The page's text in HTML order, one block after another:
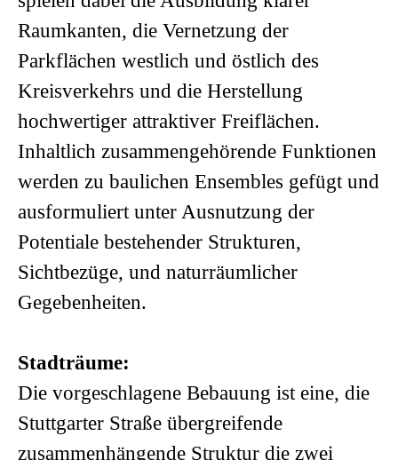
Raumkanten, die Vernetzung der
Parkflächen westlich und östlich des
Kreisverkehrs und die Herstellung
hochwertiger attraktiver Freiflächen.
Inhaltlich zusammengehörende Funktionen
werden zu baulichen Ensembles gefügt und
ausformuliert unter Ausnutzung der
Potentiale bestehender Strukturen,
Sichtbezüge, und naturräumlicher
Gegebenheiten.
Stadträume:
Die vorgeschlagene Bebauung ist eine, die
Stuttgarter Straße übergreifende
zusammenhängende Struktur die zwei